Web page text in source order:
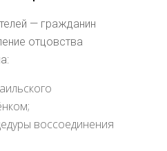
— гражданин
отцовства
воссоединения